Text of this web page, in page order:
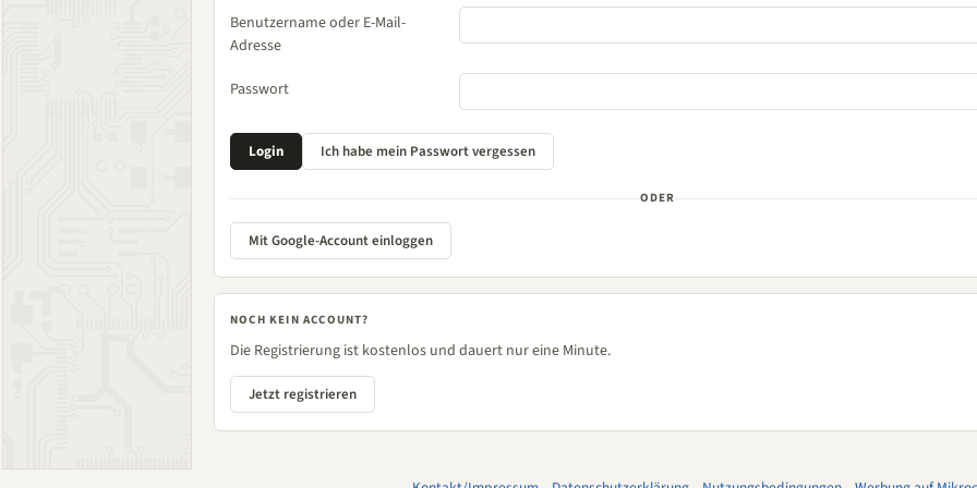
Benutzername oder E-Mail-
Adresse
Passwort
ODER
Mit Google-Account einloggen
NOCH KEIN ACCOUNT?
Die Registrierung ist kostenlos und dauert nur eine Minute.
Jetzt registrieren